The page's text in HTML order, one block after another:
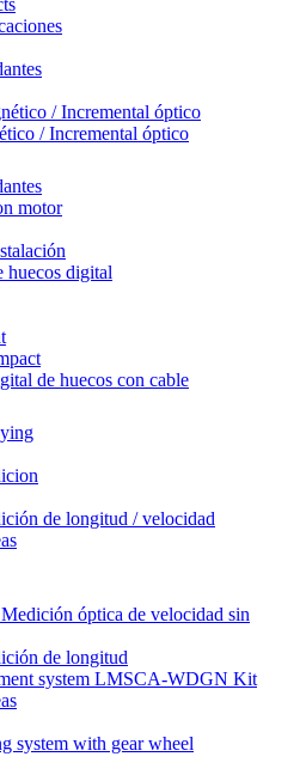
/ Incremental óptico
/ Incremental óptico
motor
huecos digital
de huecos con cable
de longitud / velocidad
óptica de velocidad sin
de longitud
system LMSCA-WDGN Kit
system with gear wheel